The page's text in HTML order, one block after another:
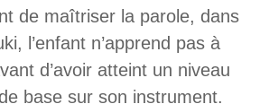
de maîtriser la parole, dans
l’enfant n’apprend pas à
d’avoir atteint un niveau
base sur son instrument.